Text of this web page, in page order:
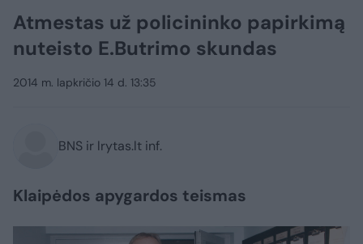
Atmestas už policininko papirkimą
nuteisto E.Butrimo skundas
2014 m. lapkričio 14 d. 13:35
BNS ir lrytas.lt inf.
Klaipėdos apygardos teismas